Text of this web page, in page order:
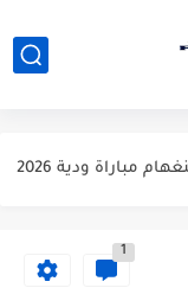
ودية 2026
مباراة ودية 2026
مباراة ودية 2026
ودية 2026
1